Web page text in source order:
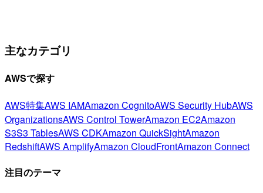
主なカテゴリ
AWSで探す
AWS特集AWS IAMAmazon CognitoAWS Security HubAWS
OrganizationsAWS Control TowerAmazon EC2Amazon
S3S3 TablesAWS CDKAmazon QuickSightAmazon
RedshiftAWS AmplifyAmazon CloudFrontAmazon Connect
注目のテーマ